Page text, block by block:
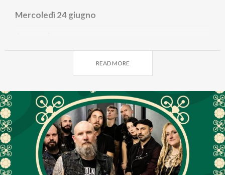
Mercoledì 24 giugno
Ore 17:00 - 18:00
Dj Set Francesco Bianco
Ore 18:00 - 20:00
Dj Set Shorty (M2o Radio)
Piazza San Paolo
Ore 16:00 - 16:30
Concerto di arpa con Katia Zunino
READ MORE